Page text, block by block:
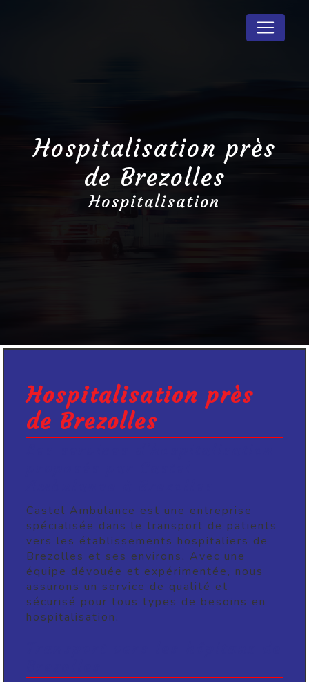
Hospitalisation près
de Brezolles
Hospitalisation
Hospitalisation près
de Brezolles
Castel Ambulance est une entreprise
spécialisée dans le transport de patients
vers les établissements hospitaliers de
Brezolles et ses environs. Avec une
équipe dévouée et expérimentée, nous
assurons un service de qualité et
sécurisé pour tous types de besoins en
hospitalisation.